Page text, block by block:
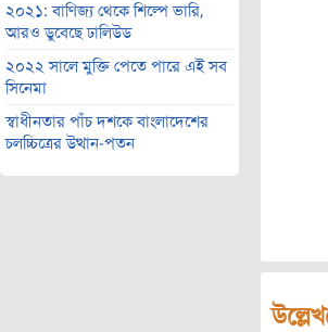
২০২১: বাণিজ্য থেকে শিল্পে ভারি,
আরও ডুবেছে ঢালিউড
২০২২ সালে মুক্তি পেতে পারে এই সব
সিনেমা
স্বাধীনতার পাঁচ দশকে বাংলাদেশের
চলচ্চিত্রের উত্থান-পতন